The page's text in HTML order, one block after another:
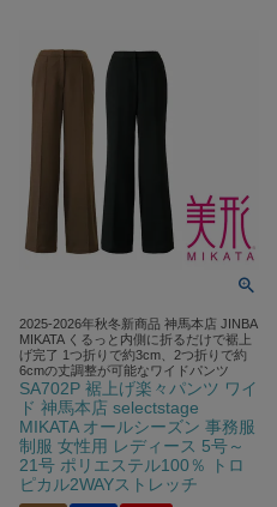
2025-2026年秋冬新商品 神馬本店 JINBA
MIKATA くるっと内側に折るだけで裾上
げ完了 1つ折りで約3cm、2つ折りで約
6cmの丈調整が可能なワイドパンツ
SA702P 裾上げ楽々パンツ ワイ
ド 神馬本店 selectstage
MIKATA オールシーズン 事務服
制服 女性用 レディース 5号～
21号 ポリエステル100％ トロ
ピカル2WAYストレッチ